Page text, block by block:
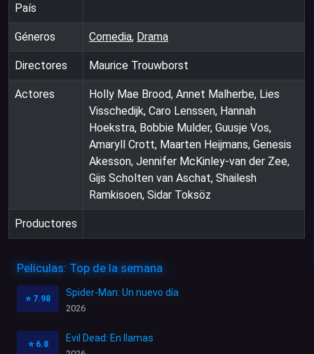
País
Géneros Comedia, Drama
Directores Maurice Trouwborst
Actores
Holly Mae Brood, Annet Malherbe, Lies
Visschedijk, Caro Lenssen, Hannah
Hoekstra, Bobbie Mulder, Guusje Vos,
Amaryll Crott, Maarten Heijmans, Genesis
Akesson, Jennifer McKinley-van der Zee,
Gijs Scholten van Aschat, Shailesh
Ramkisoen, Sidar Toksöz
Productores
Películas: Top de la semana
⭐ 7.98
Spider-Man: Un nuevo día
2026
⭐ 6.8
Evil Dead: En llamas